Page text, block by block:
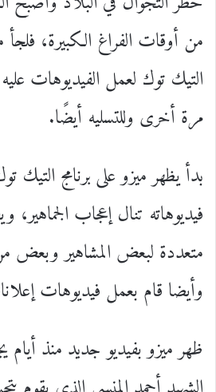
من أوقات الفراغ الكبيرة، فلجأ
التيك توك لعمل الفيديوهات
مرة أخرى وللتسليه أيضًا.
بدأ يظهر ميزو على برنامج التيك
فيديوهاته تنال إعجاب
متعددة لبعض المشاهير وبعض من
وأيضا قام بعمل فيديوهات
ظهر ميزو بفيديو جديد منذ أيام